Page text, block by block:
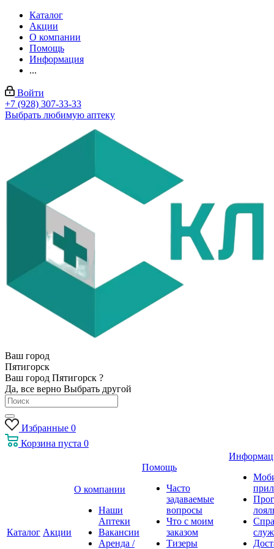
Каталог
Акции
О компании
Помощь
Информация
...
Войти
+7 (928) 307-33-33
Выбрать любимую аптеку
Ваш город
Пятигорск
Ваш город Пятигорск ?
Да, все верно Выбрать другой
Избранные 0
Корзина пуста 0
Каталог Акции
О компании
Наши
Аптеки
Вакансии
Аренда /
Помощь
Часто
задаваемые
вопросы
Что с моим
заказом
Тизеры